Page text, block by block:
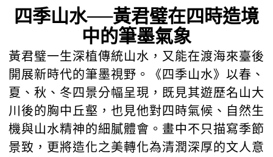
四季山水──黃君璧在四時造境
中的筆墨氣象
黃君璧一生深植傳統山水，又能在渡海來臺後
開展新時代的筆墨視野。《四季山水》以春、
夏、秋、冬四景分幅呈現，既見其遊歷名山大
川後的胸中丘壑，也見他對四時氣候、自然生
機與山水精神的細膩體會。畫中不只描寫季節
景致，更將造化之美轉化為清潤深厚的文人意